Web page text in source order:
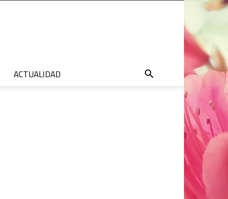
ACTUALIDAD